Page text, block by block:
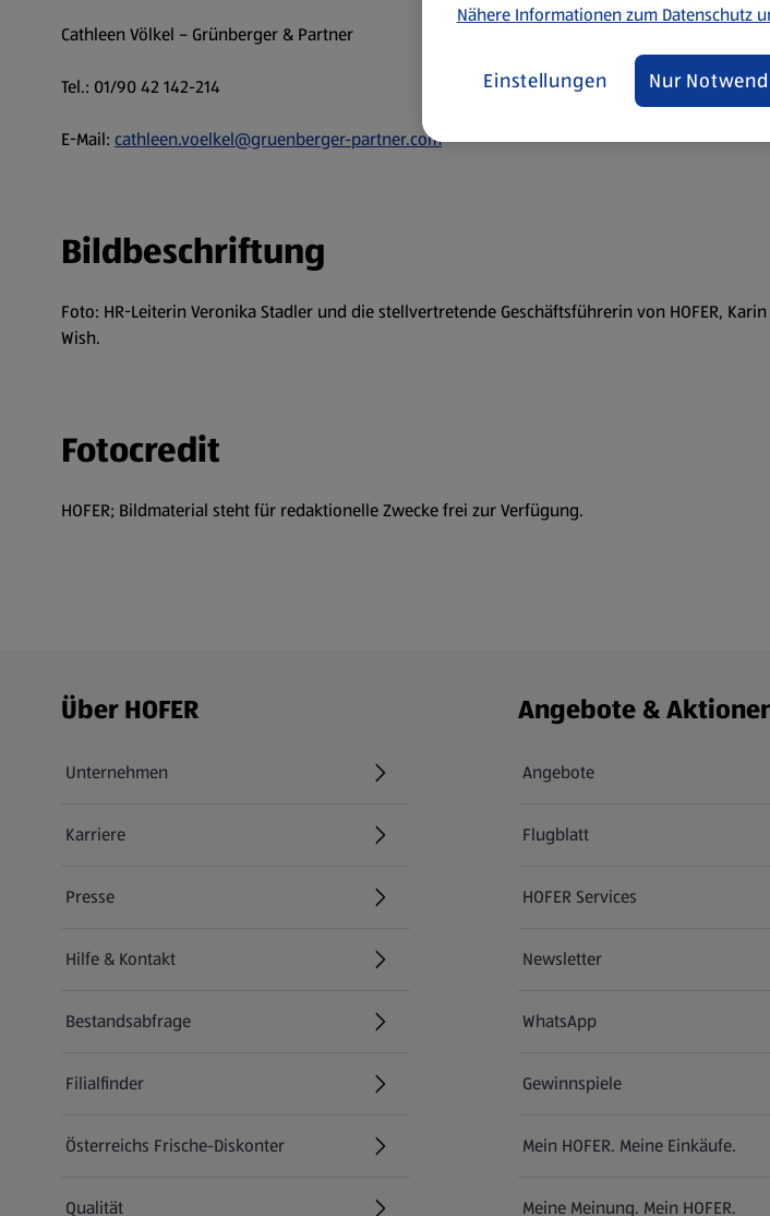
Cathleen Völkel – Grünberger & Partner
Tel.: 01/90 42 142-214
E-Mail: cathleen.voelkel@gruenberger-partner.com
Bildbeschriftung
Foto: HR-Leiterin Veronika Stadler und die stellvertretende Geschäftsführerin von HOFER,
Wish.
Fotocredit
HOFER; Bildmaterial steht für redaktionelle Zwecke frei zur Verfügung.
Fußzeilenmenü - weitere Links
Über HOFER
Unternehmen
Karriere
(öffnet in einem neuen Tab)
Presse
Hilfe & Kontakt
(öffnet in einem neuen Tab)
Bestandsabfrage
(öffnet in einem neuen Tab)
Filialfinder
Österreichs Frische-Diskonter
Qualität
Angebote &
Angebote
Flugblatt
HOFER Services
Newsletter
WhatsApp
Gewinnspiele
Mein HOFER. Meine Einkäufe.
Meine Meinung. Mein HOFER.
Nähere Informationen zum Datenschutz
Einstellungen Nur